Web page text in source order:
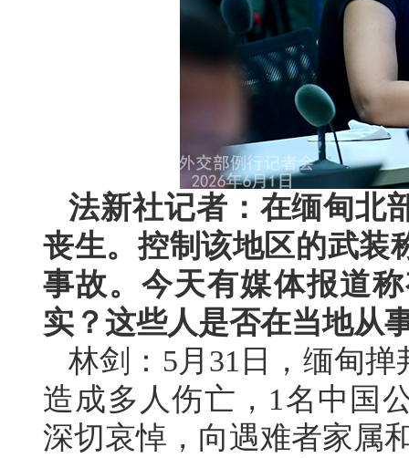
法新社记者：在缅甸北
丧生。控制该地区的武装
事故。今天有媒体报道
实？这些人是否在当地从
林剑：5月31日，缅甸
造成多人伤亡，1名中国
深切哀悼，向遇难者家属